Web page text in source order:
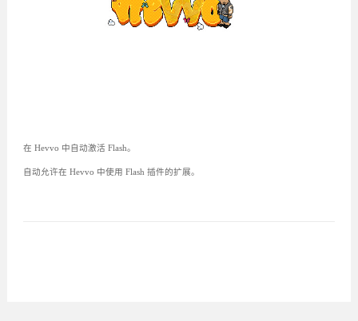
在 Hevvo 中自动激活 Flash。
自动允许在 Hevvo 中使用 Flash 插件的扩展。